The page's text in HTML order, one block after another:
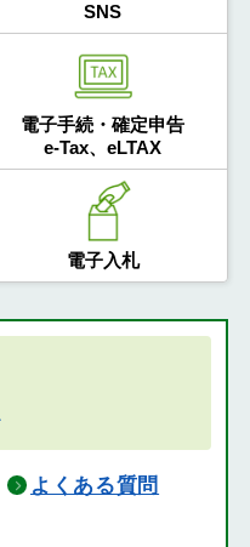
SNS
電子手続・確定申告
e-Tax、eLTAX
電子入札
よくある質問